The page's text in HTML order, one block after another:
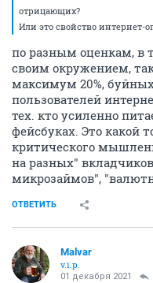
отрицающих?
Или это свойство интернет-
по разным оценкам, в
своим окружением,
максимум 20%,
пользователей
тех. кто усиленно
фейсбуках. Это какой
критического
на разных"
микрозаймов",
ОТВЕТИТЬ
Malvar
v.i.p.
01 декабря 2021